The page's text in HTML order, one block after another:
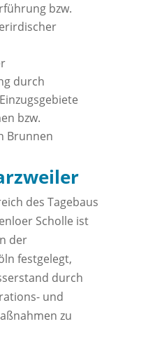
bzw.
durch
bzw.
Brunnen
des Tagebaus
Scholle ist
der
festgelegt,
durch
und
zu